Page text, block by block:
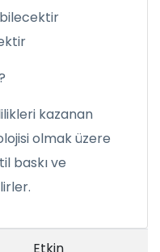
kazanan
olmak üzere
baskı ve
Etkin